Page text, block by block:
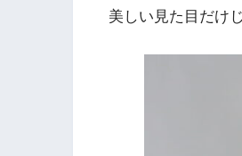
美しい見た目だけ